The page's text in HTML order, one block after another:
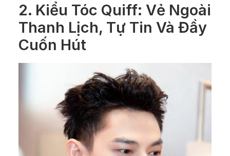
2. Kiểu Tóc Quiff: Vẻ Ngoài
Thanh Lịch, Tự Tin Và Đầy
Cuốn Hút